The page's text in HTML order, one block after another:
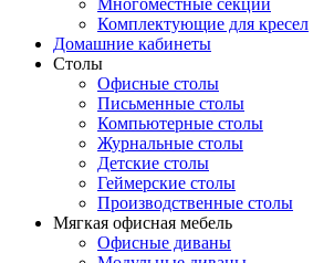
Многоместные секции
Комплектующие для кресел
Домашние кабинеты
Столы
Офисные столы
Письменные столы
Компьютерные столы
Журнальные столы
Детские столы
Геймерские столы
Производственные столы
Мягкая офисная мебель
Офисные диваны